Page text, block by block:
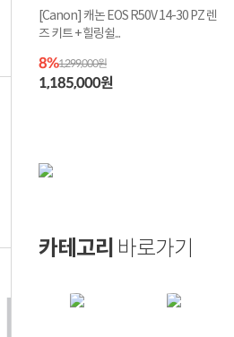
[삼성전자] 갤럭시 버즈4 블루투스 이
어폰 [SM-R540] ...
259,000원
카테고리 바로가기